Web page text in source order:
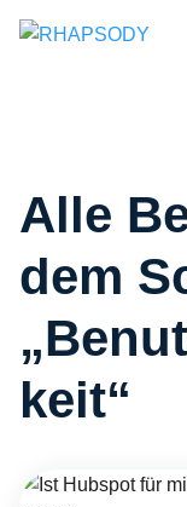
Alle
dem
keit“